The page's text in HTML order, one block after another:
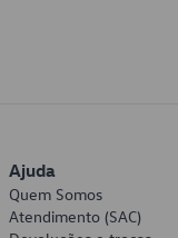
Ajuda
Quem Somos
Atendimento (SAC)